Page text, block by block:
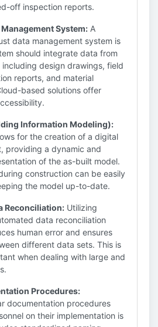
off inspection reports.
System: A
data management system is
should integrate data from
including design drawings, field
reports, and material
based solutions offer
Information Modeling):
for the creation of a digital
providing a dynamic and
of the as-built model.
construction can be easily
the model up-to-date.
Reconciliation: Utilizing
data reconciliation
human error and ensures
different data sets. This is
when dealing with large and
Procedures:
documentation procedures
on their implementation is